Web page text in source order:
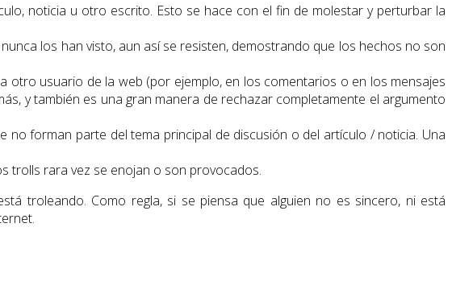
noticia u otro escrito. Esto se hace con el fin de molestar y perturbar la
los han visto, aun así se resisten, demostrando que los hechos no son
otro usuario de la web (por ejemplo, en los comentarios o en los mensajes
y también es una gran manera de rechazar completamente el argumento
no forman parte del tema principal de discusión o del artículo / noticia. Una
trolls rara vez se enojan o son provocados.
troleando. Como regla, si se piensa que alguien no es sincero, ni está